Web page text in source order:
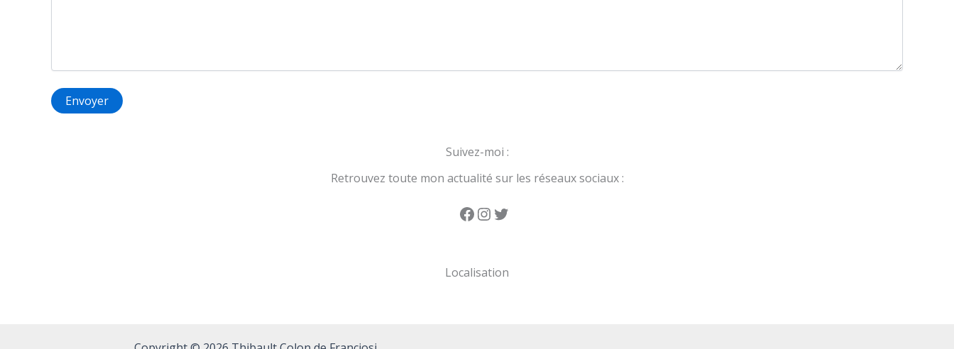
Suivez-moi :
Retrouvez toute mon actualité sur les réseaux sociaux :
Facebook
Instagram
Twitter
Localisation